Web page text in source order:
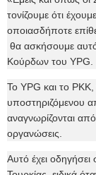
τονίζουμε ότι
οποιασδήποτε
θα ασκήσουμε
Κούρδων του YPG.
Το YPG και το
υποστηριζόμενου
αναγνωρίζονται
οργανώσεις.
Αυτό έχει